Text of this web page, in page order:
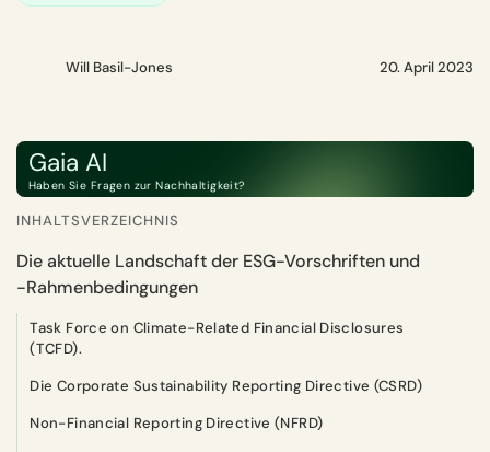
Will Basil-Jones 20. April 2023
Gaia AI
Haben Sie Fragen zur Nachhaltigkeit?
INHALTSVERZEICHNIS
Die aktuelle Landschaft der ESG-Vorschriften und
-Rahmenbedingungen
Task Force on Climate-Related Financial Disclosures
(TCFD).
Die Corporate Sustainability Reporting Directive (CSRD)
Non-Financial Reporting Directive (NFRD)